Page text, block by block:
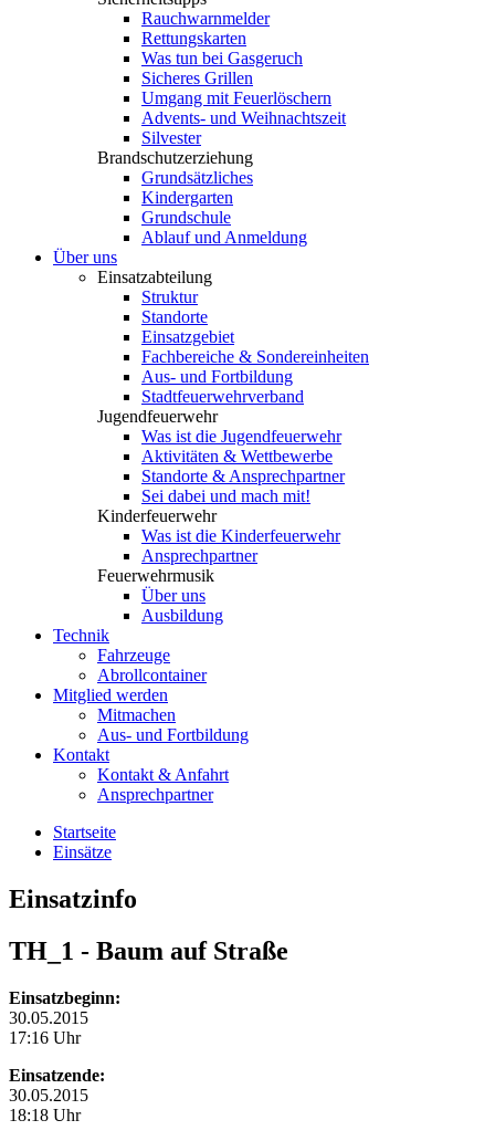
Rauchwarnmelder
Rettungskarten
Was tun bei Gasgeruch
Sicheres Grillen
Umgang mit Feuerlöschern
Advents- und Weihnachtszeit
Silvester
Brandschutzerziehung
Grundsätzliches
Kindergarten
Grundschule
Ablauf und Anmeldung
Über uns
Einsatzabteilung
Struktur
Standorte
Einsatzgebiet
Fachbereiche & Sondereinheiten
Aus- und Fortbildung
Stadtfeuerwehrverband
Jugendfeuerwehr
Was ist die Jugendfeuerwehr
Aktivitäten & Wettbewerbe
Standorte & Ansprechpartner
Sei dabei und mach mit!
Kinderfeuerwehr
Was ist die Kinderfeuerwehr
Ansprechpartner
Feuerwehrmusik
Über uns
Ausbildung
Technik
Fahrzeuge
Abrollcontainer
Mitglied werden
Mitmachen
Aus- und Fortbildung
Kontakt
Kontakt & Anfahrt
Ansprechpartner
Startseite
Einsätze
Einsatzinfo
TH_1 - Baum auf Straße
Einsatzbeginn:
30.05.2015
17:16 Uhr
Einsatzende:
30.05.2015
18:18 Uhr